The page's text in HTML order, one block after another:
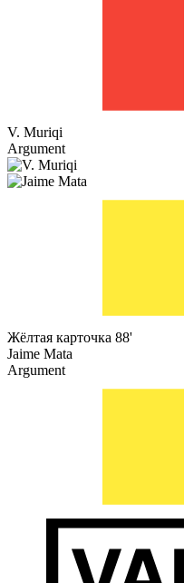
V. Muriqi
Argument
Жёлтая карточка 88'
Jaime Mata
Argument